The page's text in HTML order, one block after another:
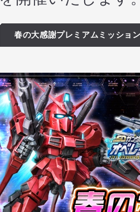
春の大感謝プレミアムミッショ